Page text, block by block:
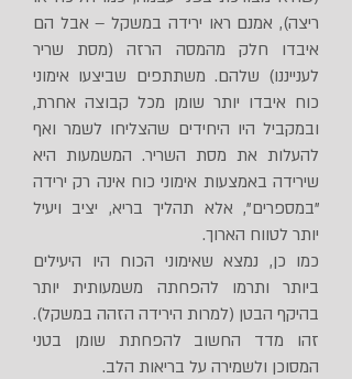
ריצה), אמנם ראו ירידה במשקל – אבל הם
איבדו חלק מהמסה הרזה (מסת שריר
לענייננו) שלהם. משתתפים שביצעו אימוני
כוח איבדו יותר שומן מכל קבוצה אחרת,
ובמקביל היו היחידים שהצליחו לשמר ואף
להעלות את מסת השריר. המשמעות היא
שירידה באמצעות אימוני כוח אינה רק ירידה
"במספרים", אלא תהליך בריא, יציב ויעיל
יותר לטווח הארוך.
כמו כן, נמצא שאימוני הכוח היו היעילים
ביותר ותרמו להפחתה משמעותית יותר
בהיקף הבטן (למרות הירידה הזהה במשקל).
זהו מדד החשוב להפחתת שומן בטני
המסוכן ולשמירה על בריאות הלב.